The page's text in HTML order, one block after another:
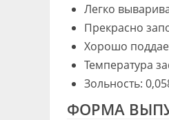
Легко
Прекрасно
Хорошо
Температура
Зольность:
ФОРМА